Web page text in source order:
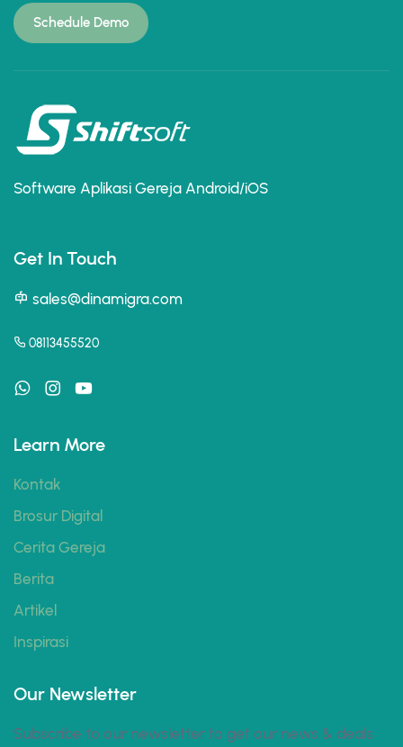
Schedule Demo
Software Aplikasi Gereja Android/iOS
Get In Touch
sales@dinamigra.com
08113455520
Learn More
Kontak
Brosur Digital
Cerita Gereja
Berita
Artikel
Inspirasi
Our Newsletter
Subscribe to our newsletter to get our news & deals